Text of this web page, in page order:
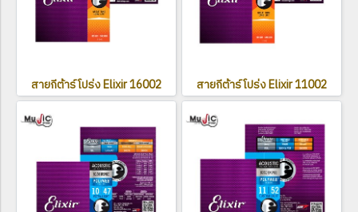
สายกีต้าร์โปร่ง Elixir 16002 สายกีต้าร์โปร่ง Elixir 11002